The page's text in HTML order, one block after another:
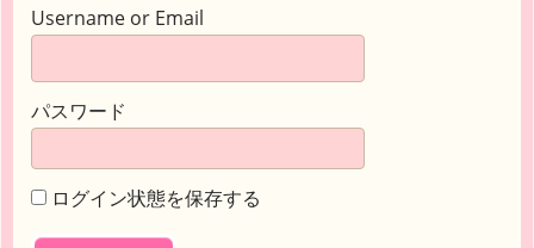
Username or Email
パスワード
ログイン状態を保存する